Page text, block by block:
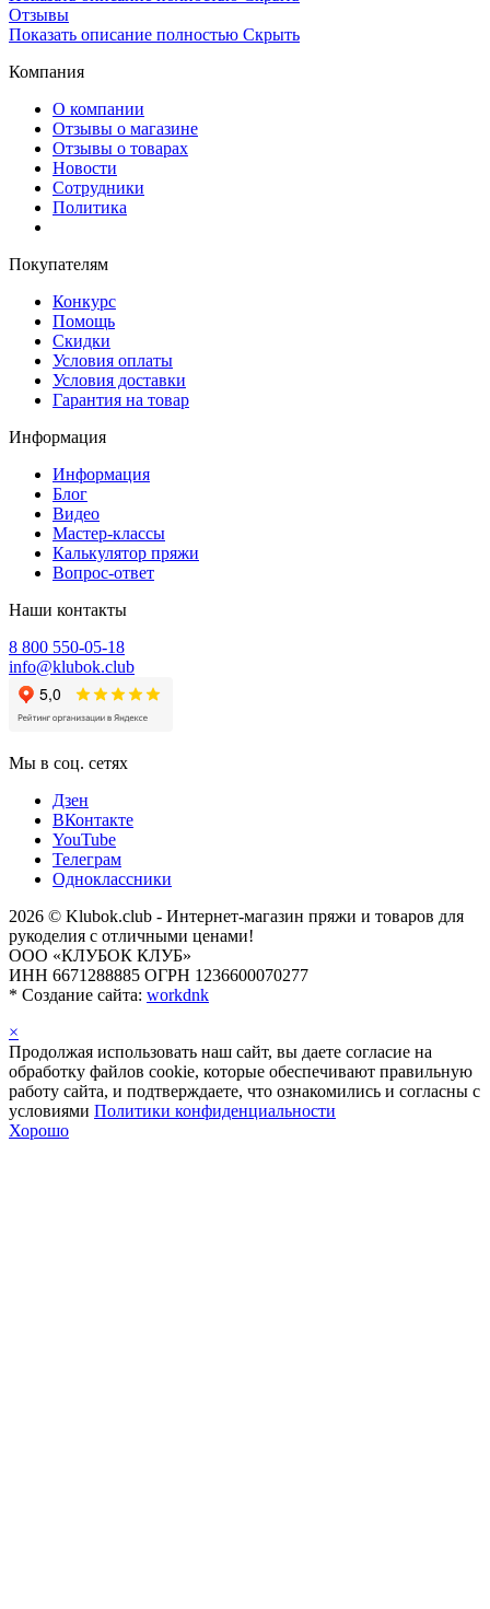
Отзывы
Показать описание полностью Скрыть
Компания
О компании
Отзывы о магазине
Отзывы о товарах
Новости
Сотрудники
Политика
Покупателям
Конкурс
Помощь
Скидки
Условия оплаты
Условия доставки
Гарантия на товар
Информация
Информация
Блог
Видео
Мастер-классы
Калькулятор пряжи
Вопрос-ответ
Наши контакты
8 800 550-05-18
info@klubok.club
Мы в соц. сетях
Дзен
ВКонтакте
YouTube
Телеграм
Одноклассники
2026 © Klubok.club - Интернет-магазин пряжи и товаров для
рукоделия с отличными ценами!
ООО «КЛУБОК КЛУБ»
ИНН 6671288885 ОГРН 1236600070277
* Создание сайта: workdnk
×
Продолжая использовать наш сайт, вы даете согласие на
обработку файлов cookie, которые обеспечивают правильную
работу сайта, и подтверждаете, что ознакомились и согласны с
условиями Политики конфиденциальности
Хорошо